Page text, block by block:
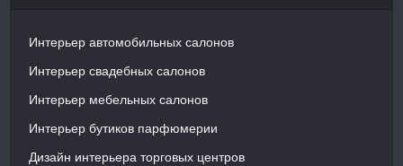
Интерьер автомобильных салонов
Интерьер свадебных салонов
Интерьер мебельных салонов
Интерьер бутиков парфюмерии
Дизайн интерьера торговых центров